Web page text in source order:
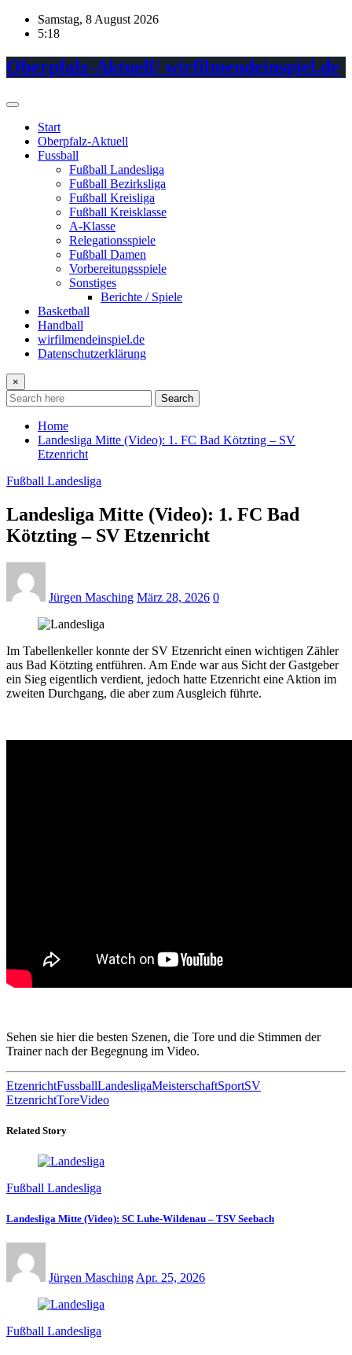
Skip
Samstag, 8 August 2026
5:18
Oberpfalz-Aktuell/ wirfilmendeinspiel.de
Start
Oberpfalz-Aktuell
Fussball
Fußball Landesliga
Fußball Bezirksliga
Fußball Kreisliga
Fußball Kreisklasse
A-Klasse
Relegationsspiele
Fußball Damen
Vorbereitungsspiele
Sonstiges
Berichte / Spiele
Basketball
Handball
wirfilmendeinspiel.de
Datenschutzerklärung
×
Search
Home
Landesliga Mitte (Video): 1. FC Bad Kötzting – SV
Etzenricht
Fußball Landesliga
Landesliga Mitte (Video): 1. FC Bad
Kötzting – SV Etzenricht
Jürgen Masching März 28, 2026 0
Im Tabellenkeller konnte der SV Etzenricht einen wichtigen Zähler
aus Bad Kötzting entführen. Am Ende war aus Sicht der Gastgeber
ein Sieg eigentlich verdient, jedoch hatte Etzenricht eine Aktion im
zweiten Durchgang, die aber zum Ausgleich führte.
Sehen sie hier die besten Szenen, die Tore und die Stimmen der
Trainer nach der Begegnung im Video.
EtzenrichtFussballLandesligaMeisterschaftSportSV
EtzenrichtToreVideo
Related Story
Fußball Landesliga
Landesliga Mitte (Video): SC Luhe-Wildenau – TSV Seebach
Jürgen Masching Apr. 25, 2026
Fußball Landesliga